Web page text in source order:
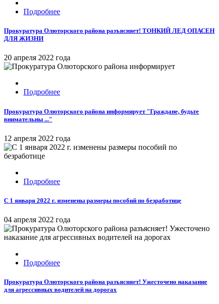
Подробнее
Прокуратура Олюторского района разъясняет! ТОНКИЙ ЛЕД ОПАСЕН
ДЛЯ ЖИЗНИ
20 апреля 2022 года
Подробнее
Прокуратура Олюторского района информирует "Граждане, будьте
внимательны ..."
12 апреля 2022 года
Подробнее
С 1 января 2022 г. изменены размеры пособий по безработице
04 апреля 2022 года
Подробнее
Прокуратура Олюторского района разъясняет! Ужесточено наказание
для агрессивных водителей на дорогах